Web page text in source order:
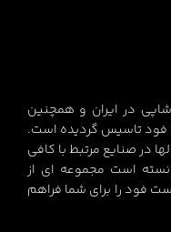
در ایران و همچنین
فود تاسیس گردیده است.
در صنایع مرتبط با کافی
است مجموعه ای از
فود را برای شما فراهم